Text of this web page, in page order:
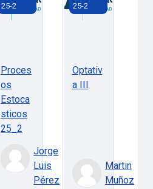
25-2
Proces
os
Estoca
sticos
25_2
Jorge
Luis
Pérez
25-2
Optativ
a III
Martin
Muñoz